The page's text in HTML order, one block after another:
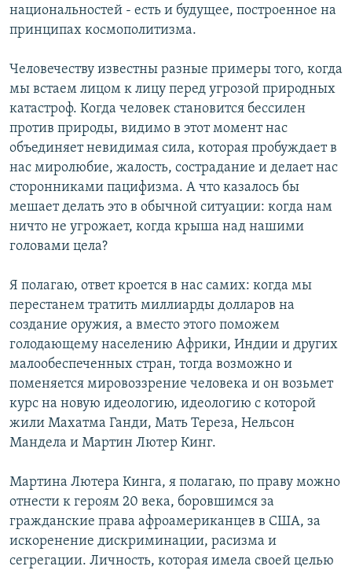
национальностей - есть и будущее, построенное на
принципах космополитизма.
Человечеству известны разные примеры того, когда
мы встаем лицом к лицу перед угрозой природных
катастроф. Когда человек становится бессилен
против природы, видимо в этот момент нас
объединяет невидимая сила, которая пробуждает в
нас миролюбие, жалость, сострадание и делает нас
сторонниками пацифизма. А что казалось бы
мешает делать это в обычной ситуации: когда нам
ничто не угрожает, когда крыша над нашими
головами цела?
Я полагаю, ответ кроется в нас самих: когда мы
перестанем тратить миллиарды долларов на
создание оружия, а вместо этого поможем
голодающему населению Африки, Индии и других
малообеспеченных стран, тогда возможно и
поменяется мировоззрение человека и он возьмет
курс на новую идеологию, идеологию с которой
жили Махатма Ганди, Мать Тереза, Нельсон
Мандела и Мартин Лютер Кинг.
Мартина Лютера Кинга, я полагаю, по праву можно
отнести к героям 20 века, боровшимся за
гражданские права афроамериканцев в США, за
искоренение дискриминации, расизма и
сегрегации. Личность, которая имела своей целью